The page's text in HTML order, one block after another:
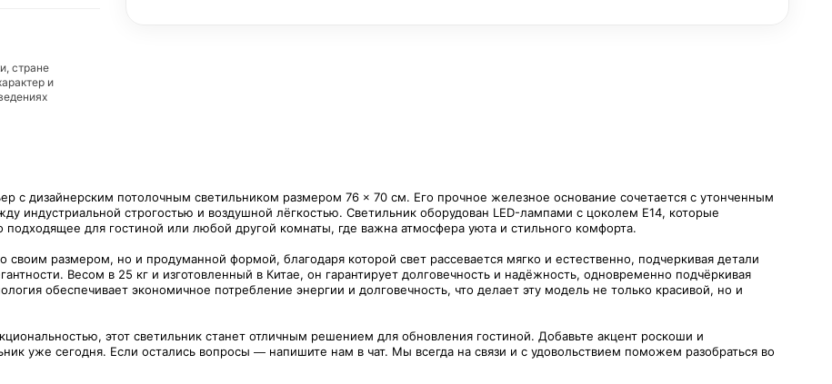
стране
и
с дизайнерским потолочным светильником размером 76 × 70 см. Его прочное железное основание сочетается с утонченным
индустриальной строгостью и воздушной лёгкостью. Светильник оборудован LED-лампами с цоколем E14, которые
для гостиной или любой другой комнаты, где важна атмосфера уюта и стильного комфорта.
своим размером, но и продуманной формой, благодаря которой свет рассевается мягко и естественно, подчеркивая детали
Весом в 25 кг и изготовленный в Китае, он гарантирует долговечность и надёжность, одновременно подчёркивая
обеспечивает экономичное потребление энергии и долговечность, что делает эту модель не только красивой, но и
этот светильник станет отличным решением для обновления гостиной. Добавьте акцент роскоши и
уже сегодня. Если остались вопросы — напишите нам в чат. Мы всегда на связи и с удовольствием поможем разобраться во